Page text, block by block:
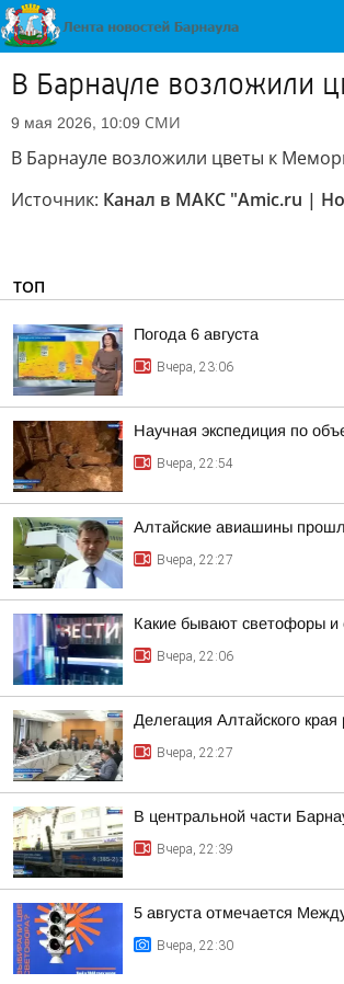
В Барнауле возложили
9 мая 2026, 10:09 СМИ
В Барнауле возложили цветы к
Источник: Канал в МАКС "Amic.ru |
ТОП
Погода 6 августа
Вчера, 23:06
Научная экспедиция по
Вчера, 22:54
Алтайские авиашины
Вчера, 22:27
Какие бывают светофоры и
Вчера, 22:06
Делегация Алтайского
Вчера, 22:27
В центральной части
Вчера, 22:39
5 августа отмечается
Вчера, 22:30